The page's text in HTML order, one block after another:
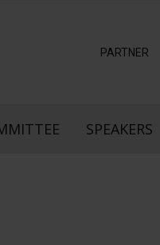
PARTNER
SPEAKERS